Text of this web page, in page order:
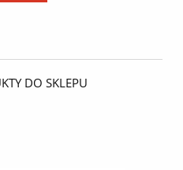
DO SKLEPU